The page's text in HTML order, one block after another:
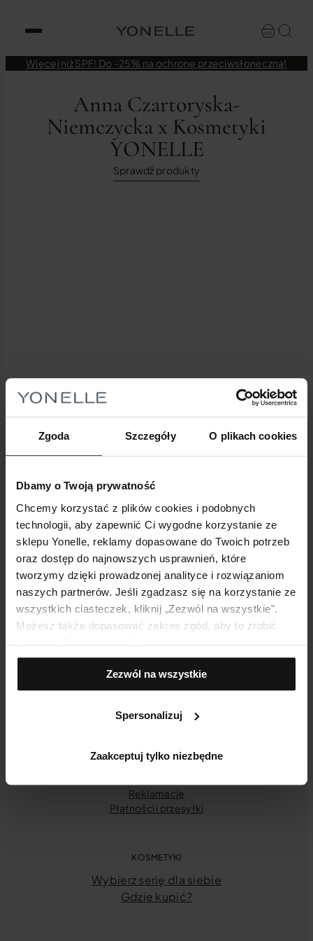
Zgoda Szczegóły O plikach cookies
Dbamy o Twoją prywatność
Chcemy korzystać z plików cookies i podobnych
technologii, aby zapewnić Ci wygodne korzystanie ze
sklepu Yonelle, reklamy dopasowane do Twoich potrzeb
oraz dostęp do najnowszych usprawnień, które
tworzymy dzięki prowadzonej analityce i rozwiązaniom
naszych partnerów. Jeśli zgadzasz się na korzystanie ze
wszystkich ciasteczek, kliknij „Zezwól na wszystkie".
Możesz także dopasować zakres zgód, aby to zrobić
kliknij w „Spersonalizuj". Możesz zawsze wycofać
zgodę, np. zmieniając ustawienia cookies, usuwając je
lub zmieniając ustawienia przeglądarki.
Zezwól na wszystkie
Spersonalizuj
Zaakceptuj tylko niezbędne
Więcej niż SPF! Do -25% na ochronę przeciwsłoneczną!
Anna Czartoryska-
Niemczycka x Kosmetyki
YONELLE
Sprawdź produkty
sposob na obdarowanie bliskiej osoby.
Twoje konto
Regulamin [nowy]
Regulamin [starszy]
Reklamacje
Płatności i przesyłki
KOSMETYKI
Wybierz serię dla siebie
Gdzie kupić?